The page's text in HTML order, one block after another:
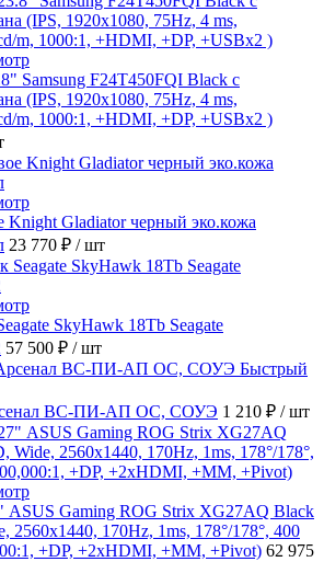
F24T450FQI Black с
(IPS, 1920x1080, 75Hz, 4 ms,
m, 1000:1, +HDMI, +DP, +USBx2 )
Knight Gladiator черный эко.кожа
23 770 ₽ / шт
SkyHawk 18Tb Seagate
57 500 ₽ / шт
Быстрый
ВС-ПИ-АП ОС, СОУЭ 1 210 ₽ / шт
Gaming ROG Strix XG27AQ Black
2560x1440, 170Hz, 1ms, 178°/178°, 400
+DP, +2хHDMI, +MM, +Pivot) 62 975